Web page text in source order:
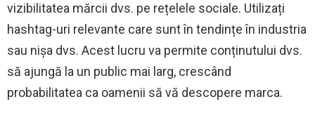
vizibilitatea mărcii dvs. pe rețelele sociale. Utilizați
hashtag-uri relevante care sunt în tendințe în industria
sau nișa dvs. Acest lucru va permite conținutului dvs.
să ajungă la un public mai larg, crescând
probabilitatea ca oamenii să vă descopere marca.